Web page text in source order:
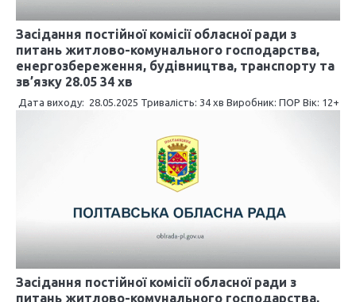
з
а
п
и
Засідання постійної комісії обласної ради з
питань житлово-комунального господарства,
енергозбереження, будівництва, транспорту та
зв’язку 28.05 34 хв
Дата виходу: 28.05.2025 Тривалість: 34 хв Виробник: ПОР Вік: 12+
Засідання постійної комісії обласної ради з
питань житлово-комунального господарства,